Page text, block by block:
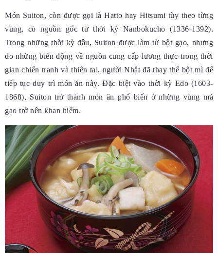
Món Suiton, còn được gọi là Hatto hay Hitsumi tùy theo từng
vùng, có nguồn gốc từ thời kỳ Nanbokucho (1336-1392).
Trong những thời kỳ đầu, Suiton được làm từ bột gạo, nhưng
do những biến động về nguồn cung cấp lương thực trong thời
gian chiến tranh và thiên tai, người Nhật đã thay thế bột mì để
tiếp tục duy trì món ăn này. Đặc biệt vào thời kỳ Edo (1603-
1868), Suiton trở thành món ăn phổ biến ở những vùng mà
gạo trở nên khan hiếm.